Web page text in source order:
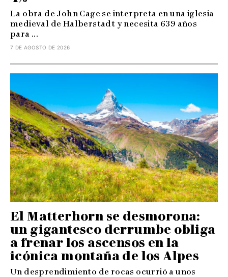
La obra de John Cage se interpreta en una iglesia
medieval de Halberstadt y necesita 639 años
para ...
7 DE AGOSTO DE 2026
El Matterhorn se desmorona:
un gigantesco derrumbe obliga
a frenar los ascensos en la
icónica montaña de los Alpes
Un desprendimiento de rocas ocurrió a unos